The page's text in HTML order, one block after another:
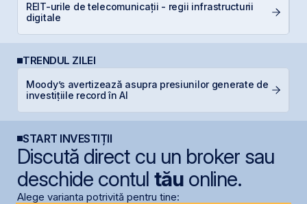
REIT-urile de telecomunicații - regii infrastructurii
digitale
TRENDUL ZILEI
Moody’s avertizează asupra presiunilor generate de
investițiile record în AI
START INVESTIȚII
Discută direct cu un broker sau
deschide contul tăuonline.
Alege varianta potrivită pentru tine: